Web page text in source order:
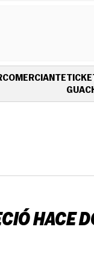
COMERCIANTE
HACE